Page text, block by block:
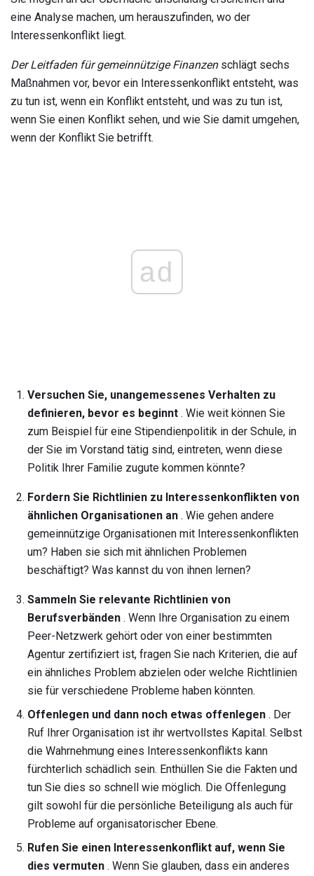
eine Analyse machen, um herauszufinden, wo der
Interessenkonflikt liegt.
Der Leitfaden für gemeinnützige Finanzenschlägt sechs
Maßnahmen vor, bevor ein Interessenkonflikt entsteht, was
zu tun ist, wenn ein Konflikt entsteht, und was zu tun ist,
wenn Sie einen Konflikt sehen, und wie Sie damit umgehen,
wenn der Konflikt Sie betrifft.
ad
Versuchen Sie, unangemessenes Verhalten zu
definieren, bevor es beginnt . Wie weit können Sie
zum Beispiel für eine Stipendienpolitik in der Schule, in
der Sie im Vorstand tätig sind, eintreten, wenn diese
Politik Ihrer Familie zugute kommen könnte?
Fordern Sie Richtlinien zu Interessenkonflikten von
ähnlichen Organisationen an . Wie gehen andere
gemeinnützige Organisationen mit Interessenkonflikten
um? Haben sie sich mit ähnlichen Problemen
beschäftigt? Was kannst du von ihnen lernen?
Sammeln Sie relevante Richtlinien von
Berufsverbänden . Wenn Ihre Organisation zu einem
Peer-Netzwerk gehört oder von einer bestimmten
Agentur zertifiziert ist, fragen Sie nach Kriterien, die auf
ein ähnliches Problem abzielen oder welche Richtlinien
sie für verschiedene Probleme haben könnten.
Offenlegen und dann noch etwas offenlegen . Der
Ruf Ihrer Organisation ist ihr wertvollstes Kapital. Selbst
die Wahrnehmung eines Interessenkonflikts kann
fürchterlich schädlich sein. Enthüllen Sie die Fakten und
tun Sie dies so schnell wie möglich. Die Offenlegung
gilt sowohl für die persönliche Beteiligung als auch für
Probleme auf organisatorischer Ebene.
Rufen Sie einen Interessenkonflikt auf, wenn Sie
dies vermuten . Wenn Sie glauben, dass ein anderes